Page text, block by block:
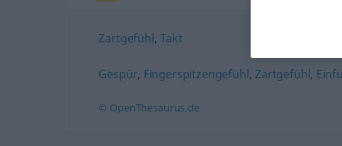
Zartgefühl,Takt
Gespür, Fingerspitzengefühl, Zartgefühl,
© OpenThesaurus.de